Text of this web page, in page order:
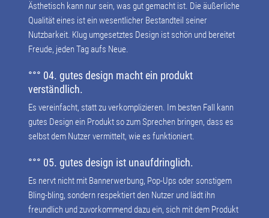
Ästhetisch kann nur sein, was gut gemacht ist. Die äußerliche
Qualität eines ist ein wesentlicher Bestandteil seiner
Nutzbarkeit. Klug umgesetztes Design ist schön und bereitet
Freude, jeden Tag aufs Neue.
°°° 04. gutes design macht ein produkt
verständlich.
Es vereinfacht, statt zu verkomplizieren. Im besten Fall kann
gutes Design ein Produkt so zum Sprechen bringen, dass es
selbst dem Nutzer vermittelt, wie es funktioniert.
°°° 05. gutes design ist unaufdringlich.
Es nervt nicht mit Bannerwerbung, Pop-Ups oder sonstigem
Bling-bling, sondern respektiert den Nutzer und lädt ihn
freundlich und zuvorkommend dazu ein, sich mit dem Produkt